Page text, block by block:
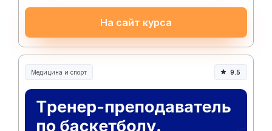
На сайт курса
Медицина и спорт
Медицина, спорт и здоровье
9.5